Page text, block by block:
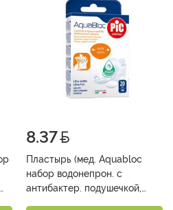
8.37
Пластырь (мед. Aquabloc
набор водонепрон. с
антибактер. подушечкой,